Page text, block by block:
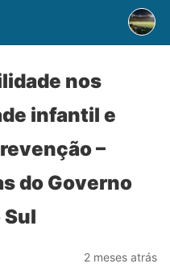
nos
infantil e
–
do Governo
Sul
2 meses atrás